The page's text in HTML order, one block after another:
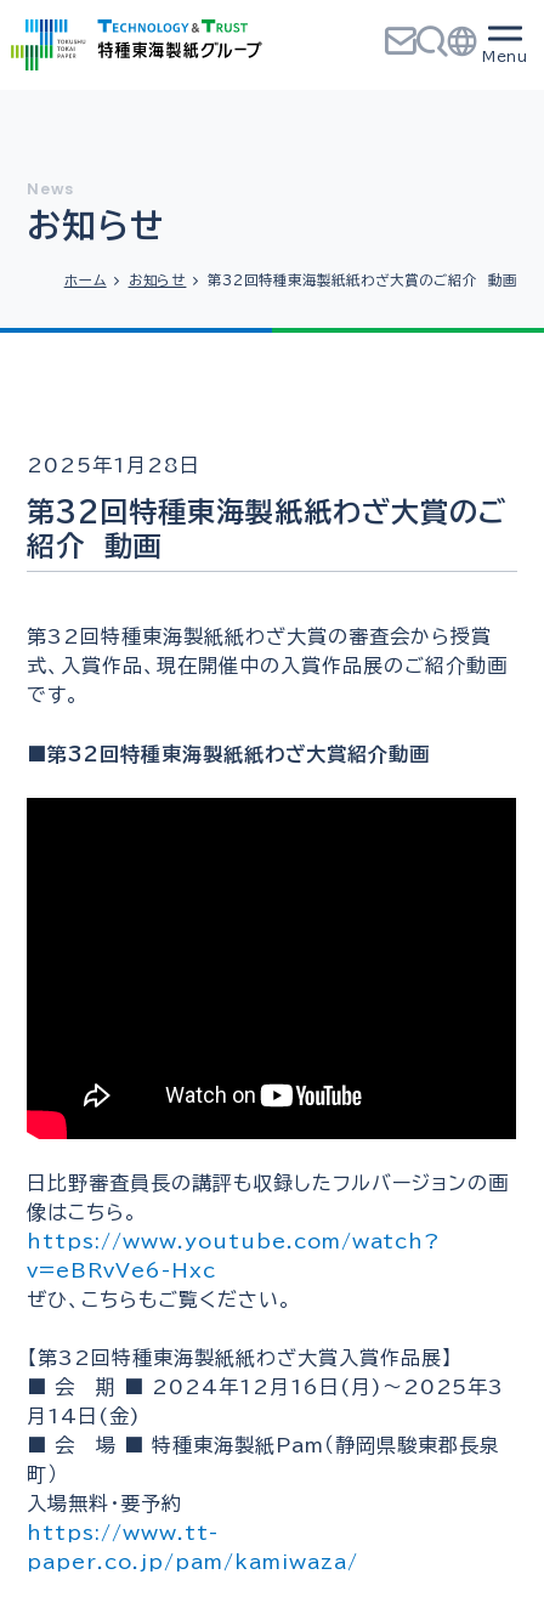
お知らせ
ホーム お知らせ 第32回特種東海製紙紙わざ大賞のご紹介 動画
2025年1月28日
第32回特種東海製紙紙わざ大賞のご
紹介 動画
第32回特種東海製紙紙わざ大賞の審査会から授賞
式、入賞作品、現在開催中の入賞作品展のご紹介動画
です。
■第32回特種東海製紙紙わざ大賞紹介動画
日比野審査員長の講評も収録したフルバージョンの画
像はこちら。
https://www.youtube.com/watch?
v=eBRvVe6-Hxc
ぜひ、こちらもご覧ください。
【第32回特種東海製紙紙わざ大賞入賞作品展】
■ 会 期 ■ 2024年12月16日(月)～2025年3
月14日(金)
■ 会 場 ■ 特種東海製紙Pam（静岡県駿東郡長泉
町）
入場無料・要予約
https://www.tt-
paper.co.jp/pam/kamiwaza/